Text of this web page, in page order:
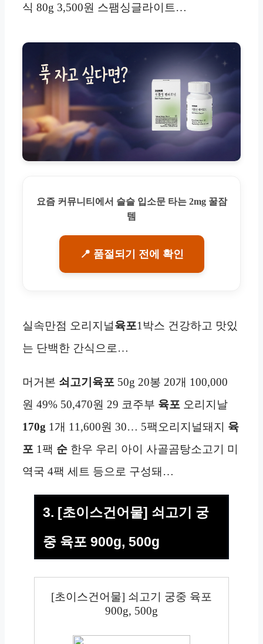
식 80g 3,500원 스팸싱글라이트…
요즘 커뮤니티에서 슬슬 입소문 타는 2mg 꿀잠
템
📍 품절되기 전에 확인
실속만점 오리지널육포1박스 건강하고 맛있
는 단백한 간식으로…
머거본 쇠고기육포 50g 20봉 20개 100,000
원 49% 50,470원 29 코주부 육포 오리지날
170g 1개 11,600원 30… 5팩오리지널돼지 육
포 1팩 순 한우 우리 아이 사골곰탕소고기 미
역국 4팩 세트 등으로 구성돼…
3. [초이스건어물] 쇠고기 궁
중 육포 900g, 500g
[초이스건어물] 쇠고기 궁중 육포
900g, 500g